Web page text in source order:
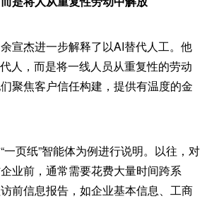
宣杰进一步解释了以AI替代人工。他
人，而是将一线人员从重复性的劳动
聚焦客户信任构建，提供有温度的金
一页纸”智能体为例进行说明。以往，对
业前，通常需要花费大量时间跨系
前信息报告，如企业基本信息、工商